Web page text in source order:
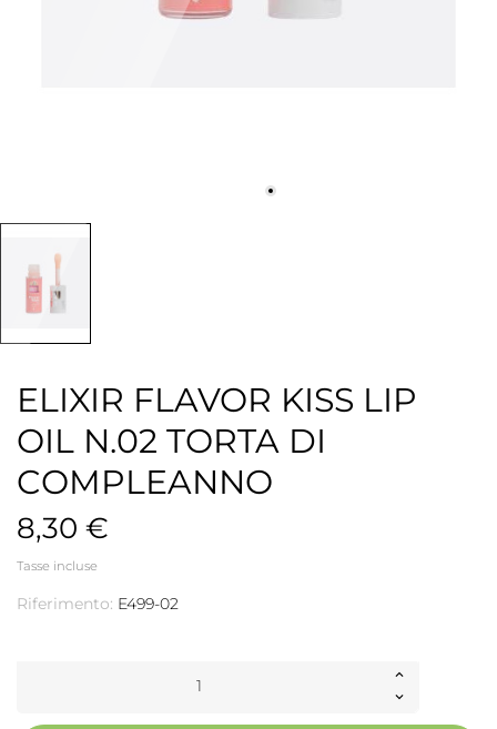
ELIXIR FLAVOR KISS LIP
OIL N.02 TORTA DI
COMPLEANNO
8,30 €
Tasse incluse
Riferimento: E499-02